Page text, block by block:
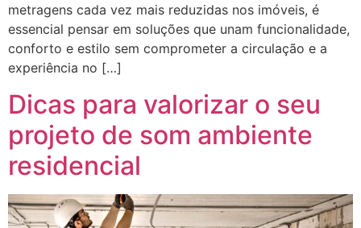
metragens cada vez mais reduzidas nos imóveis, é
essencial pensar em soluções que unam funcionalidade,
conforto e estilo sem comprometer a circulação e a
experiência no […]
Dicas para valorizar o seu
projeto de som ambiente
residencial